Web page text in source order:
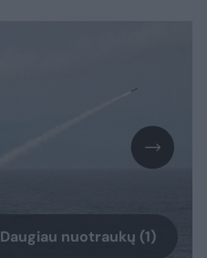
Daugiau nuotraukų (1)